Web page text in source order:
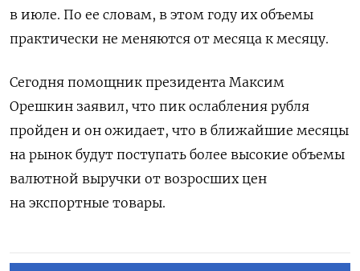
в июле. По ее словам, в этом году их объемы
практически не меняются от месяца к месяцу.
Сегодня помощник президента Максим
Орешкин заявил, что пик ослабления рубля
пройден и он ожидает, что в ближайшие месяцы
на рынок будут поступать более высокие объемы
валютной выручки от возросших цен
на экспортные товары.